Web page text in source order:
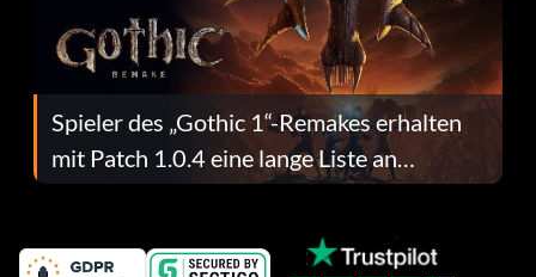
Spieler des „Gothic 1“-Remakes erhalten
mit Patch 1.0.4 eine lange Liste an
Fehlerbehebungen